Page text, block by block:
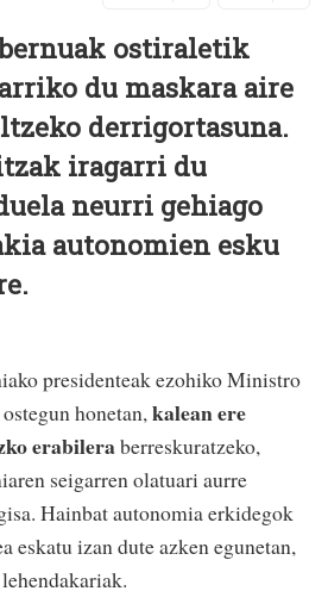
ostiraletik
du maskara aire
derrigortasuna.
iragarri du
neurri gehiago
autonomien esku
presidenteak ezohiko Ministro
honetan,kalean ere
erabileraberreskuratzeko,
seigarren olatuari aurre
Hainbat autonomia erkidegok
eskatu izan dute azken egunetan,